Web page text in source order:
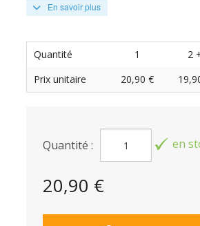
Quantité : en
20,90 €
En savoir plus
Quantité 1 2
Prix unitaire
20,90 €